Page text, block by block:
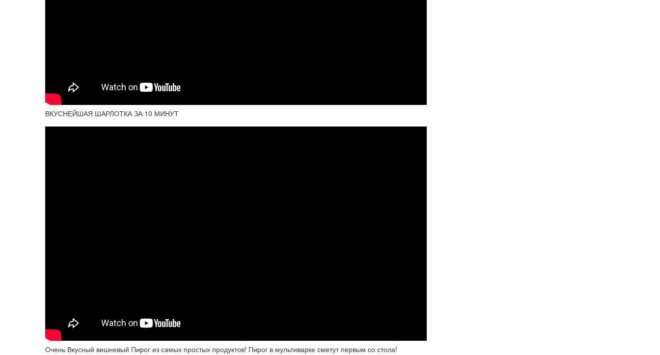
ВКУСНЕЙШАЯ ШАРЛОТКА ЗА 10 МИНУТ
Очень Вкусный вишневый Пирог из самых простых продуктов! Пирог в мультиварке сметут первым со стола!